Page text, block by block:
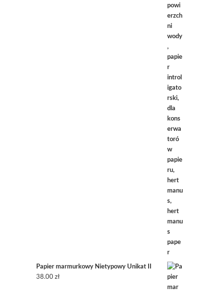
Papier marmurkowy Nietypowy Unikat II
38.00 zł